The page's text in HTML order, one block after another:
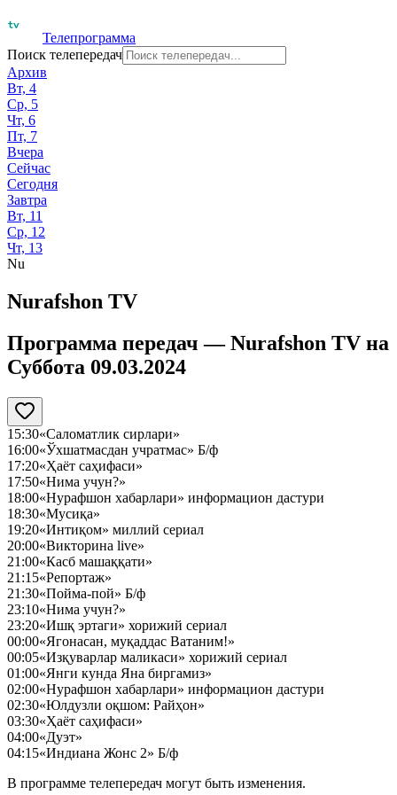
Телепрограмма
Поиск телепередач
Архив
Вт, 4
Ср, 5
Чт, 6
Пт, 7
Вчера
Сейчас
Сегодня
Завтра
Вт, 11
Ср, 12
Чт, 13
Nu
Nurafshon TV
Программа передач —Nurafshon TV на
Суббота 09.03.2024
15:30«Саломатлик сирлари»
16:00«Ўхшатмасдан учратмас» Б/ф
17:20«Ҳаёт саҳифаси»
17:50«Нима учун?»
18:00«Нурафшон хабарлари» информацион дастури
18:30«Мусиқа»
19:20«Интиқом» миллий сериал
20:00«Викторина live»
21:00«Касб машаққати»
21:15«Репортаж»
21:30«Пойма-пой» Б/ф
23:10«Нима учун?»
23:20«Ишқ эртаги» хорижий сериал
00:00«Ягонасан, муқаддас Ватаним!»
00:05«Изқуварлар маликаси» хорижий сериал
01:00«Янги кунда Яна биргамиз»
02:00«Нурафшон хабарлари» информацион дастури
02:30«Юлдузли оқшом: Райҳон»
03:30«Ҳаёт саҳифаси»
04:00«Дуэт»
04:15«Индиана Жонс 2» Б/ф
В программе телепередач могут быть изменения.